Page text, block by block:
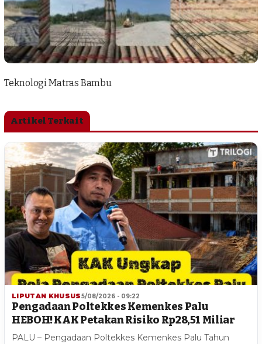
Teknologi Matras Bambu
Artikel Terkait
LIPUTAN KHUSUS5/08/2026 - 09:22
Pengadaan Poltekkes Kemenkes Palu
HEBOH! KAK Petakan Risiko Rp28,51 Miliar
PALU – Pengadaan Poltekkes Kemenkes Palu Tahun